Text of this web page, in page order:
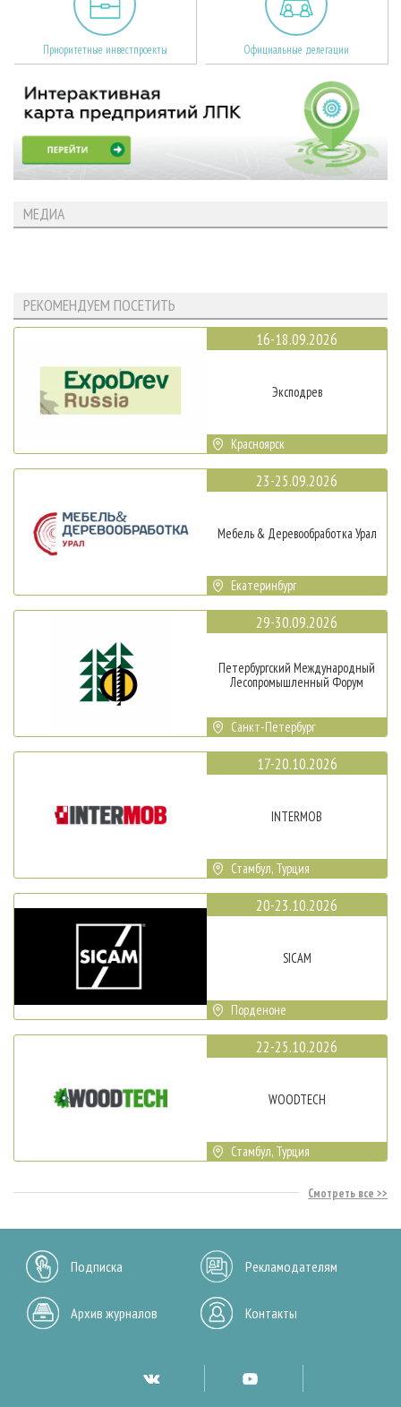
Приоритетные инвестпроекты Официальные делегации
МЕДИА
РЕКОМЕНДУЕМ ПОСЕТИТЬ
16-18.09.2026
Эксподрев
Красноярск
23-25.09.2026
Мебель & Деревообработка Урал
Екатеринбург
29-30.09.2026
Петербургский Международный
Лесопромышленный Форум
Санкт-Петербург
17-20.10.2026
INTERMOB
Стамбул, Турция
20-23.10.2026
SICAM
Порденоне
22-25.10.2026
WOODTECH
Стамбул, Турция
Смотреть все
Подписка Рекламодателям
Архив журналов Контакты